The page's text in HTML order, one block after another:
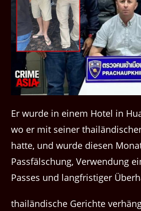
Er wurde in einem Hotel in
wo er mit seiner
hatte, und wurde diesen
Passfälschung, Verwendung
Passes und langfristiger
thailändische Gerichte